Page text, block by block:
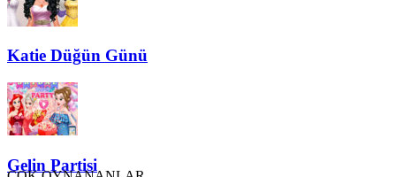
Katie Düğün Günü
Gelin Partisi